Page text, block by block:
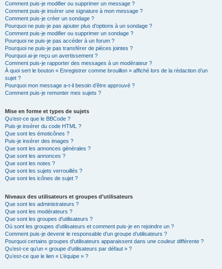
Comment puis-je modifier ou supprimer un message ?
Comment puis-je insérer une signature à mon message ?
Comment puis-je créer un sondage ?
Pourquoi ne puis-je pas ajouter plus d’options à un sondage ?
Comment puis-je modifier ou supprimer un sondage ?
Pourquoi ne puis-je pas accéder à un forum ?
Pourquoi ne puis-je pas transférer de pièces jointes ?
Pourquoi ai-je reçu un avertissement ?
Comment puis-je rapporter des messages à un modérateur ?
À quoi sert le bouton « Enregistrer comme brouillon » affiché lors de la rédaction d’un
sujet ?
Pourquoi mon message a-t-il besoin d’être approuvé ?
Comment puis-je remonter mes sujets ?
Mise en forme et types de sujets
Qu’est-ce que le BBCode ?
Puis-je insérer du code HTML ?
Que sont les émoticônes ?
Puis-je insérer des images ?
Que sont les annonces générales ?
Que sont les annonces ?
Que sont les notes ?
Que sont les sujets verrouillés ?
Que sont les icônes de sujet ?
Niveaux des utilisateurs et groupes d’utilisateurs
Que sont les administrateurs ?
Que sont les modérateurs ?
Que sont les groupes d’utilisateurs ?
Où sont les groupes d’utilisateurs et comment puis-je en rejoindre un ?
Comment puis-je devenir le responsable d’un groupe d’utilisateurs ?
Pourquoi certains groupes d’utilisateurs apparaissent dans une couleur différente ?
Qu’est-ce qu’un « groupe d’utilisateurs par défaut » ?
Qu’est-ce que le lien « L’équipe » ?